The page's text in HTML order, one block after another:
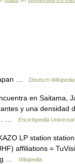
… Deutsch Wikipedia
en Saitama,
y una densidad
…
Enciclopedia Universal
LP station
affiliations =
…
Wikipedia